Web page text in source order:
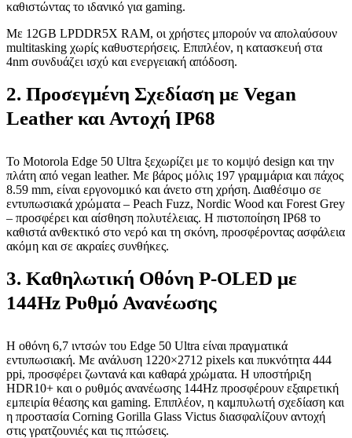
καθιστώντας το ιδανικό για gaming.
Με 12GB LPDDR5X RAM, οι χρήστες μπορούν να απολαύσουν
multitasking χωρίς καθυστερήσεις. Επιπλέον, η κατασκευή στα
4nm συνδυάζει ισχύ και ενεργειακή απόδοση.
2. Προσεγμένη Σχεδίαση με Vegan
Leather και Αντοχή IP68
Το Motorola Edge 50 Ultra ξεχωρίζει με το κομψό design και την
πλάτη από vegan leather. Με βάρος μόλις 197 γραμμάρια και πάχος
8.59 mm, είναι εργονομικό και άνετο στη χρήση. Διαθέσιμο σε
εντυπωσιακά χρώματα – Peach Fuzz, Nordic Wood και Forest Grey
– προσφέρει και αίσθηση πολυτέλειας. Η πιστοποίηση IP68 το
καθιστά ανθεκτικό στο νερό και τη σκόνη, προσφέροντας ασφάλεια
ακόμη και σε ακραίες συνθήκες.
3. Καθηλωτική Οθόνη P-OLED με
144Hz Ρυθμό Ανανέωσης
Η οθόνη 6,7 ιντσών του Edge 50 Ultra είναι πραγματικά
εντυπωσιακή. Με ανάλυση 1220×2712 pixels και πυκνότητα 444
ppi, προσφέρει ζωντανά και καθαρά χρώματα. Η υποστήριξη
HDR10+ και ο ρυθμός ανανέωσης 144Hz προσφέρουν εξαιρετική
εμπειρία θέασης και gaming. Επιπλέον, η καμπυλωτή σχεδίαση και
η προστασία Corning Gorilla Glass Victus διασφαλίζουν αντοχή
στις γρατζουνιές και τις πτώσεις.